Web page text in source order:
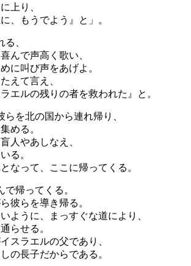
上り、
、もうでよう』と」。
、
んで声高く歌い、
に叫び声をあげよ。
えて言え、
エルの残りの者を救われた』と。
らを北の国から連れ帰り、
める。
人やあしなえ、
る。
なって、ここに帰ってくる。
帰ってくる。
彼らを導き帰る。
ように、まっすぐな道により、
らせる。
スラエルの父であり、
の長子だからである。